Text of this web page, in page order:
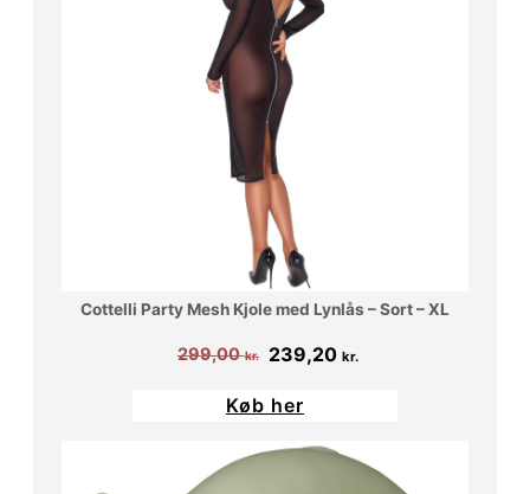
Cottelli Party Mesh Kjole med Lynlås – Sort – XL
299,00kr.
Den
pris
var:
239,20 kr.
239,20 kr..
Køb her